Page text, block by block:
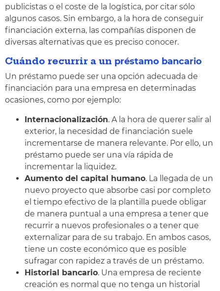
publicistas o el coste de la logística, por citar sólo
algunos casos. Sin embargo, a la hora de conseguir
financiación externa, las compañías disponen de
diversas alternativas que es preciso conocer.
Cuándo recurrir a un préstamo bancario
Un préstamo puede ser una opción adecuada de
financiación para una empresa en determinadas
ocasiones, como por ejemplo:
Internacionalización. A la hora de querer salir al
exterior, la necesidad de financiación suele
incrementarse de manera relevante. Por ello, un
préstamo puede ser una vía rápida de
incrementar la liquidez.
Aumento del capital humano. La llegada de un
nuevo proyecto que absorbe casi por completo
el tiempo efectivo de la plantilla puede obligar
de manera puntual a una empresa a tener que
recurrir a nuevos profesionales o a tener que
externalizar para de su trabajo. En ambos casos,
tiene un coste económico que es posible
sufragar con rapidez a través de un préstamo.
Historial bancario. Una empresa de reciente
creación es normal que no tenga un historial